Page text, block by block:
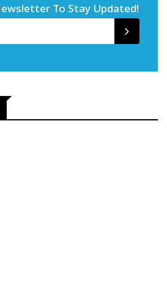
To Stay Updated!